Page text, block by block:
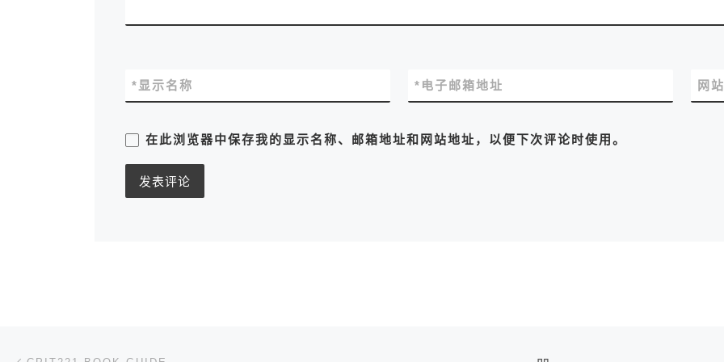
显示名称
* 电子邮箱地址
* 网
在此浏览器中保存我的显示名称、邮箱地址和网站地址，以便下次评论时使用。
文章导航